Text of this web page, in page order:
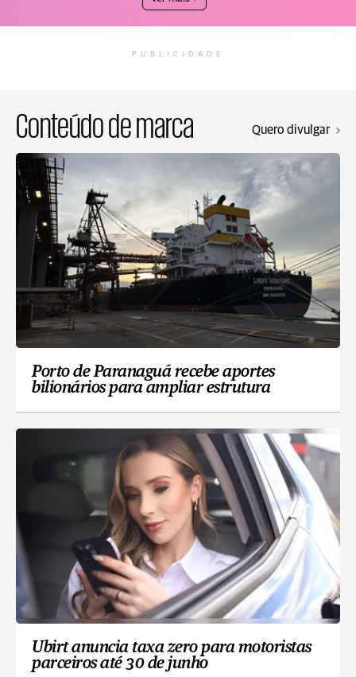
PUBLICIDADE
Conteúdo de marca Quero divulgar
Porto de Paranaguá recebe aportes
bilionários para ampliar estrutura
Ubirt anuncia taxa zero para motoristas
parceiros até 30 de junho